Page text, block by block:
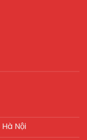
Nội